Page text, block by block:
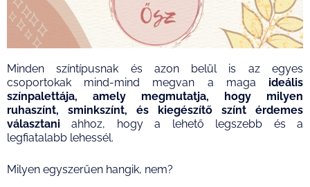
Minden színtípusnak és azon belül is az egyes
csoportokak mind-mind megvan a maga ideális
színpalettája, amely megmutatja, hogy milyen
ruhaszínt, sminkszínt, és kiegészítő színt érdemes
választani ahhoz, hogy a lehető legszebb és a
legfiatalabb lehessél.
Milyen egyszerűen hangik, nem?